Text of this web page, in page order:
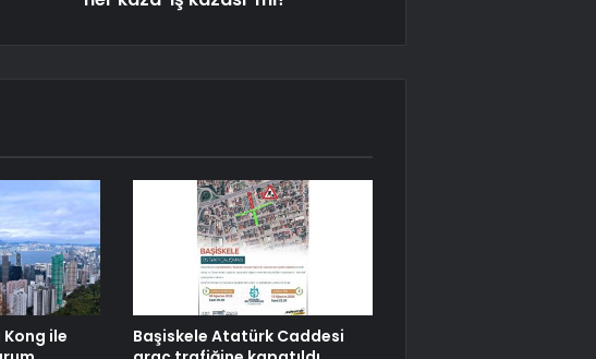
Kong ile
Başiskele Atatürk Caddesi